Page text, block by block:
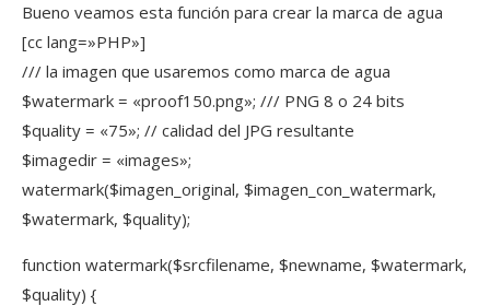
Bueno veamos esta función para crear la marca de agua
[cc lang=»PHP»]
/// la imagen que usaremos como marca de agua
$watermark = «proof150.png»; /// PNG 8 o 24 bits
$quality = «75»; // calidad del JPG resultante
$imagedir = «images»;
watermark($imagen_original, $imagen_con_watermark,
$watermark, $quality);
function watermark($srcfilename, $newname, $watermark,
$quality) {